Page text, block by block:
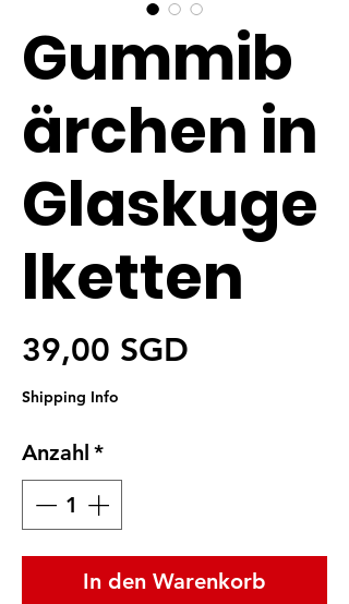
Gummib
ärchen in
Glaskuge
lketten
39,00 SGD
Shipping Info
Anzahl *
In den Warenkorb